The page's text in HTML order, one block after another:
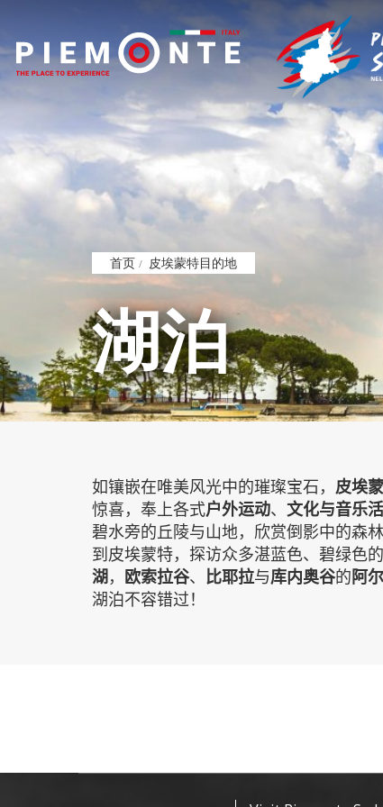
到
主
要
容
首页 皮埃蒙特目的地
湖泊
如镶嵌在唯美风光中的璀璨宝石， 皮埃
惊喜，奉上各式户外运动、 文化与音乐
碧水旁的丘陵与山地，欣赏倒影中的森
到皮埃蒙特，探访众多湛蓝色、碧绿色
湖， 欧索拉谷、 比耶拉与库内奥谷的阿
湖泊不容错过！